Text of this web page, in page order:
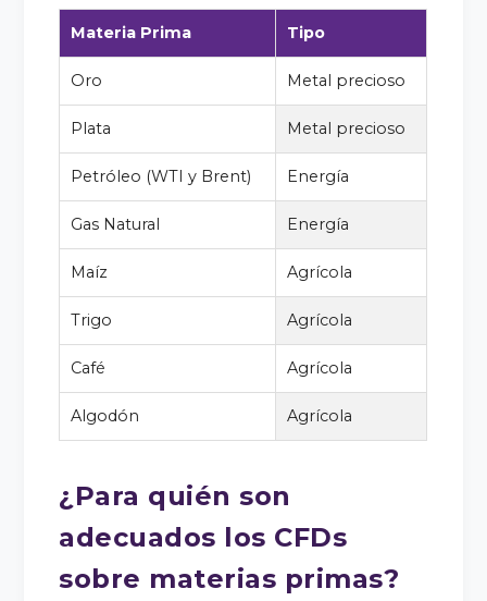
Materia Prima Tipo
Oro Metal precioso
Plata Metal precioso
Petróleo (WTI y Brent) Energía
Gas Natural Energía
Maíz Agrícola
Trigo Agrícola
Café Agrícola
Algodón Agrícola
¿Para quién son
adecuados los CFDs
sobre materias primas?